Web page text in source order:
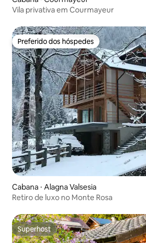
Vila privativa em Courmayeur
Preferido dos hóspedes
Preferido dos hóspedes
Cabana ⋅ Alagna Valsesia
Retiro de luxo no Monte Rosa
Superhost
Superhost